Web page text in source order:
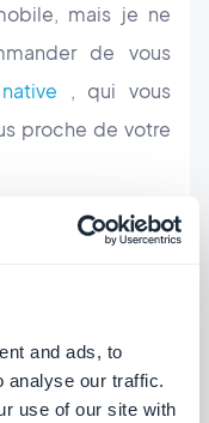
and ads, to
analyse our traffic.
use of our site with
mais je ne
de vous
, qui vous
proche de votre